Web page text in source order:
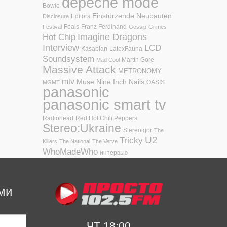
Bowie
Disclosure Editors Einstürzende Neubauten
Festival Foals Franz Ferdinand Gossip Grimes
Hot Chip Imagine Dragons
Interview Kasabian LatexFauna LCD
Soundsystem Mad Cool Martin Gore
Massive Attack METRONOMY
MGMT mtv Muse Nine Inch Nails OASIS
panasonic
panasonic smart tv
Radiohead Red Hot Chili Peppers
Stereo:Ukraine Stereoigor The
Killers The National The Verve Tricky U2
WhoMadeWho интервью